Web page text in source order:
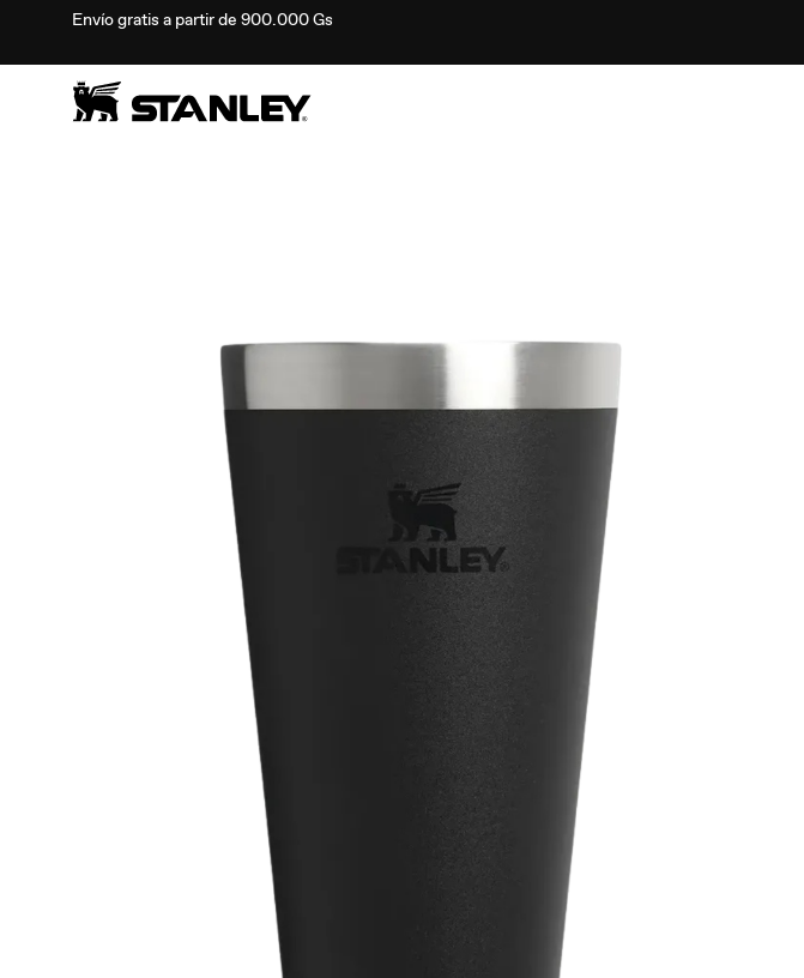
Envío gratis a partir de 900.000 Gs